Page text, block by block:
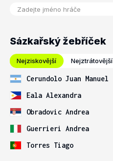
Sázkařský žebříček
Nejziskovější Nejztrátovější
Cerundolo Juan Manuel
Eala Alexandra
Obradovic Andrea
Guerrieri Andrea
Torres Tiago